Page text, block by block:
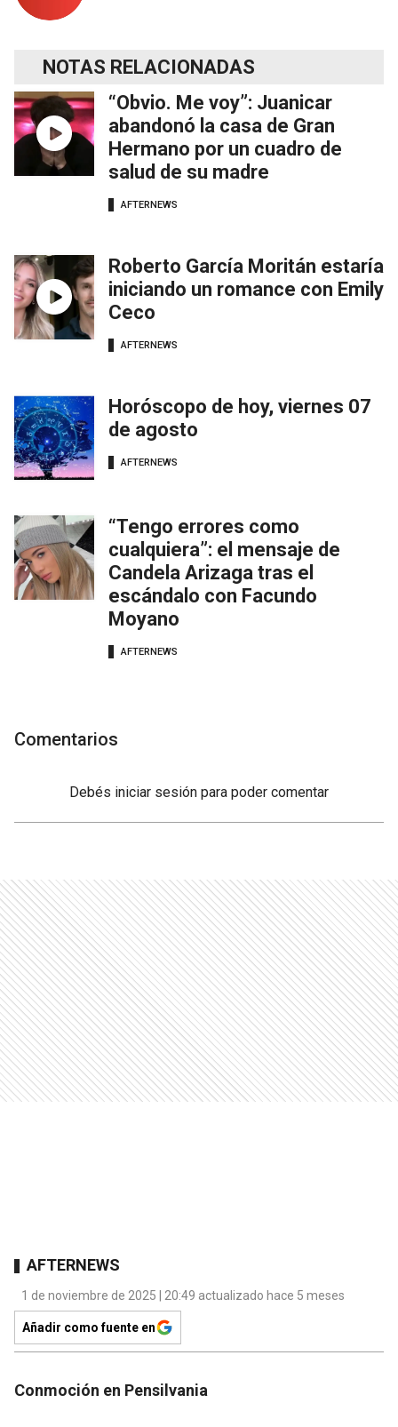
NOTAS RELACIONADAS
“Obvio. Me voy”: Juanicar
abandonó la casa de Gran
Hermano por un cuadro de
salud de su madre
AFTERNEWS
Roberto García Moritán estaría
iniciando un romance con Emily
Ceco
AFTERNEWS
Horóscopo de hoy, viernes 07
de agosto
AFTERNEWS
“Tengo errores como
cualquiera”: el mensaje de
Candela Arizaga tras el
escándalo con Facundo
Moyano
AFTERNEWS
Comentarios
Debés iniciar sesión para poder comentar
AFTERNEWS
1 de noviembre de 2025 | 20:49 actualizado hace 5 meses
Añadir como fuente en
Conmoción en Pensilvania